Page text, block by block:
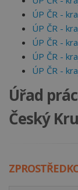
ÚP ČR -
ÚP ČR -
ÚP ČR -
ÚP ČR -
ÚP ČR -
Úřad
Český